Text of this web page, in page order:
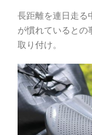
長距離を連日走る
が慣れているとの
取り付け。